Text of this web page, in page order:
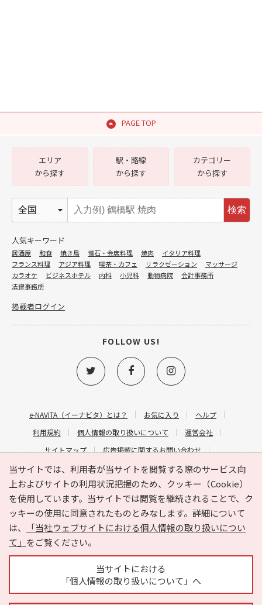
PAGE TOP
当サイトでは、利用者が当サイトを閲覧する際のサービス向
上およびサイトの利用状況把握のため、クッキー（Cookie）
を使用しています。当サイトでは閲覧を継続されることで、ク
ッキーの使用に同意されたものとみなします。詳細について
は、
「当社ウェブサイトにおける個人情報の取り扱いについ
て」 をご覧ください。
当サイトにおける
「個人情報の取り扱いについて」へ
e-NAVITA（イーナビタ）とは？ お気に入り
ヘルプ
利用規約
個人情報の取り扱いについて
運営会社
サイトマップ
広告掲載に関するお問い合わせ
サイトの内容に関するお問い合わせ
エリア
から探す
駅・路線
から探す
カテゴリー
から探す
検索
人気キーワード
居酒屋 和食 焼き鳥 懐石・会席料理 焼肉
イタリア料理
フランス料理
アジア料理 喫茶・カフェ リラクゼーション
マッサージ
カラオケ
ビジネスホテル 内科 小児科 動物病院
会計事務所
法律事務所
掲載者ログイン
FOLLOW US!
Copyright © HYOJITO.Co.,Ltd. All Rights Reserved.